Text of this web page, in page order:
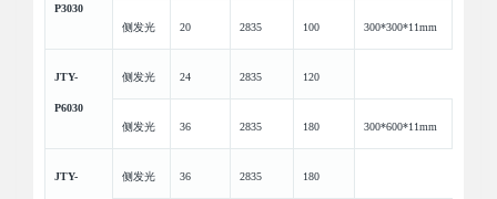
P3030
侧发光 20 2835 100 300*300*11mm
JTY-
P6030
侧发光 24 2835 120
侧发光 36 2835 180 300*600*11mm
JTY- 侧发光 36 2835 180